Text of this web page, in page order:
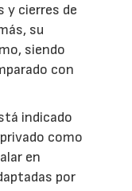
y cierres de
su
siendo
con
indicado
como
en
por